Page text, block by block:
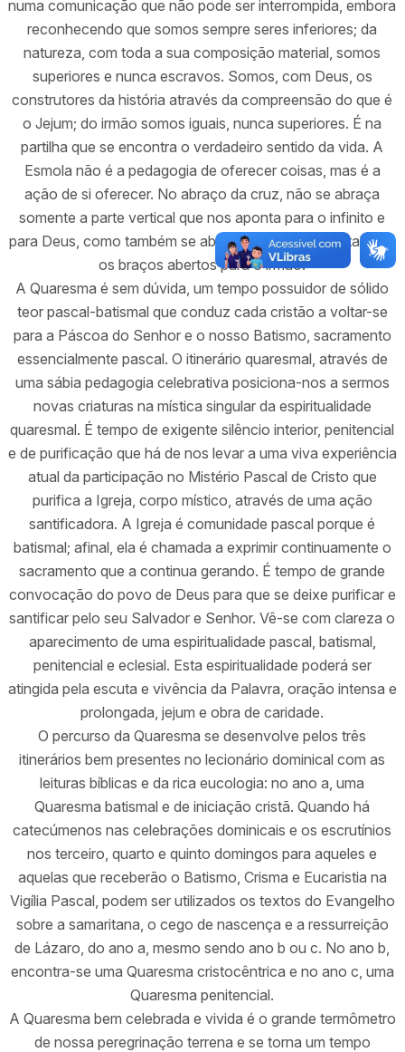
numa comunicação que não pode ser interrompida, embora
reconhecendo que somos sempre seres inferiores; da
natureza, com toda a sua composição material, somos
superiores e nunca escravos. Somos, com Deus, os
construtores da história através da compreensão do que é
o Jejum; do irmão somos iguais, nunca superiores. É na
partilha que se encontra o verdadeiro sentido da vida. A
Esmola não é a pedagogia de oferecer coisas, mas é a
ação de si oferecer. No abraço da cruz, não se abraça
somente a parte vertical que nos aponta para o infinito e
para Deus, como também se abraça a parte horizontal com
os braços abertos para o irmão.
A Quaresma é sem dúvida, um tempo possuidor de sólido
teor pascal-batismal que conduz cada cristão a voltar-se
para a Páscoa do Senhor e o nosso Batismo, sacramento
essencialmente pascal. O itinerário quaresmal, através de
uma sábia pedagogia celebrativa posiciona-nos a sermos
novas criaturas na mística singular da espiritualidade
quaresmal. É tempo de exigente silêncio interior, penitencial
e de purificação que há de nos levar a uma viva experiência
atual da participação no Mistério Pascal de Cristo que
purifica a Igreja, corpo místico, através de uma ação
santificadora. A Igreja é comunidade pascal porque é
batismal; afinal, ela é chamada a exprimir continuamente o
sacramento que a continua gerando. É tempo de grande
convocação do povo de Deus para que se deixe purificar e
santificar pelo seu Salvador e Senhor. Vê-se com clareza o
aparecimento de uma espiritualidade pascal, batismal,
penitencial e eclesial. Esta espiritualidade poderá ser
atingida pela escuta e vivência da Palavra, oração intensa e
prolongada, jejum e obra de caridade.
O percurso da Quaresma se desenvolve pelos três
itinerários bem presentes no lecionário dominical com as
leituras bíblicas e da rica eucologia: no ano a, uma
Quaresma batismal e de iniciação cristã. Quando há
catecúmenos nas celebrações dominicais e os escrutínios
nos terceiro, quarto e quinto domingos para aqueles e
aquelas que receberão o Batismo, Crisma e Eucaristia na
Vigília Pascal, podem ser utilizados os textos do Evangelho
sobre a samaritana, o cego de nascença e a ressurreição
de Lázaro, do ano a, mesmo sendo ano b ou c. No ano b,
encontra-se uma Quaresma cristocêntrica e no ano c, uma
Quaresma penitencial.
A Quaresma bem celebrada e vivida é o grande termômetro
de nossa peregrinação terrena e se torna um tempo